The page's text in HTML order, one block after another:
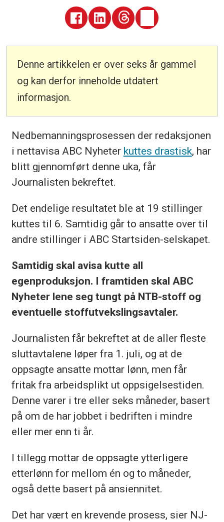
Denne artikkelen er over seks år gammel
og kan derfor inneholde utdatert
informasjon.
Nedbemanningsprosessen der redaksjonen
i nettavisa ABC Nyheter kuttes drastisk, har
blitt gjennomført denne uka, får
Journalisten bekreftet.
Det endelige resultatet ble at 19 stillinger
kuttes til 6. Samtidig går to ansatte over til
andre stillinger i ABC Startsiden-selskapet.
Samtidig skal avisa kutte all
egenproduksjon. I framtiden skal ABC
Nyheter lene seg tungt på NTB-stoff og
eventuelle stoffutvekslingsavtaler.
Journalisten får bekreftet at de aller fleste
sluttavtalene løper fra 1. juli, og at de
oppsagte ansatte mottar lønn, men får
fritak fra arbeidsplikt ut oppsigelsestiden.
Denne varer i tre eller seks måneder, basert
på om de har jobbet i bedriften i mindre
eller mer enn ti år.
I tillegg mottar de oppsagte ytterligere
etterlønn for mellom én og to måneder,
også dette basert på ansiennitet.
Det har vært en krevende prosess, sier NJ-